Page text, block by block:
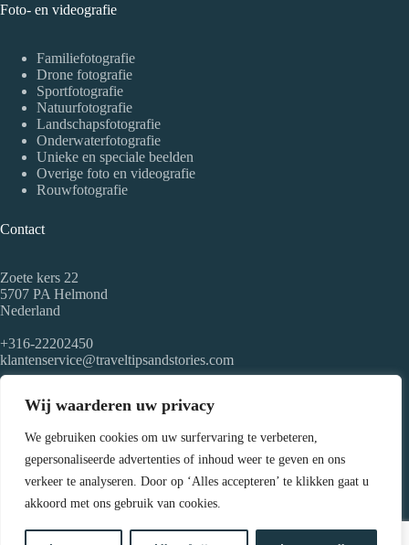
Wij waarderen uw privacy
We gebruiken cookies om uw surfervaring te verbeteren,
gepersonaliseerde advertenties of inhoud weer te geven en ons
verkeer te analyseren. Door op ‘Alles accepteren’ te klikken gaat u
akkoord met ons gebruik van cookies.
Foto- en videografie
Familiefotografie
Drone fotografie
Sportfotografie
Natuurfotografie
Landschapsfotografie
Onderwaterfotografie
Unieke en speciale beelden
Overige foto en videografie
Rouwfotografie
Contact
Zoete kers 22
5707 PA Helmond
Nederland
+316-22202450
klantenservice@traveltipsandstories.com
Over ons
Professionele fotograaf / videograaf met een passie voor
onderwater- en dronefoto- en videografie, die de hele wereld
rondreist voor de allermooiste en meest spectaculaire foto's en
video's! Voor reisadviezen en andere foto- en videografie